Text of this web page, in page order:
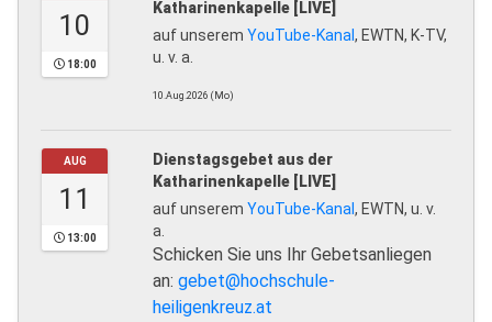
10
18:00
Katharinenkapelle [LIVE]
auf unserem YouTube-Kanal, EWTN, K-TV,
u. v. a.
10.Aug.2026 (Mo)
AUG
11
13:00
Dienstagsgebet aus der
Katharinenkapelle [LIVE]
auf unserem YouTube-Kanal, EWTN, u. v.
a.
Schicken Sie uns Ihr Gebetsanliegen
an: gebet@hochschule-
heiligenkreuz.at